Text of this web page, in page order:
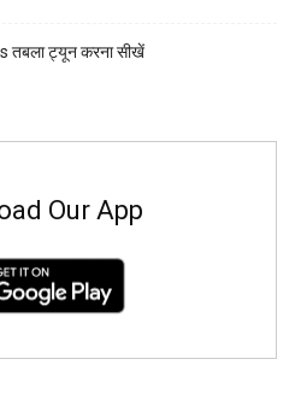
तबला ट्यून करना सीखें
Our App